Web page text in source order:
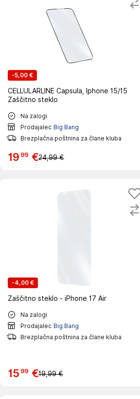
-5,00 €
CELLULARLINE Capsula, Iphone 15/15
Zaščitno steklo
Na zalogi
Prodajalec Big Bang
Brezplačna poštnina za člane kluba
19 99 €24,99 €
-4,00 €
Zaščitno steklo - iPhone 17 Air
Na zalogi
Prodajalec Big Bang
Brezplačna poštnina za člane kluba
15 99 €19,99 €